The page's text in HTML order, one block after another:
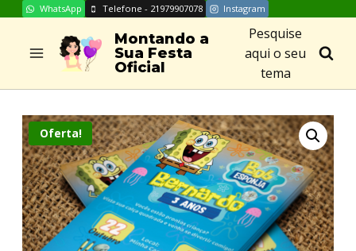
Skip
content
WhatsApp Telefone - 21979907078 Instagram
Montando a
Sua Festa
Oficial
Pesquise
aqui o seu
tema
Oferta!